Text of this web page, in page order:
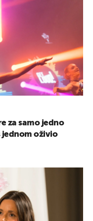
za samo jedno
jednom oživio